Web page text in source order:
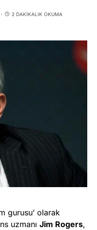
2 DAKIKALIK OKUMA
gurusu’ olarak
uzmanı Jim Rogers,